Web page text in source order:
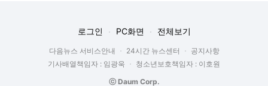
로그인 PC화면 전체보기
다음뉴스 서비스안내 24시간 뉴스센터
공지사항
기사배열책임자 : 임광욱
청소년보호책임자 : 이호원
ⓒ Daum Corp.